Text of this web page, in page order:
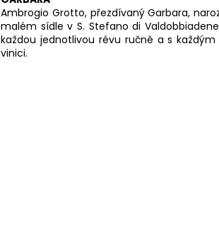
Ambrogio Grotto, přezdívaný Garbara,
malém sídle v S. Stefano di
každou jednotlivou révu ručně a s
vinici.